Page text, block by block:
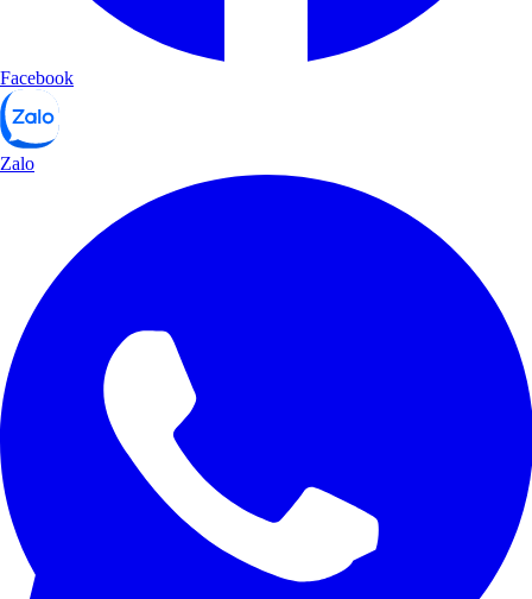
Facebook
Zalo